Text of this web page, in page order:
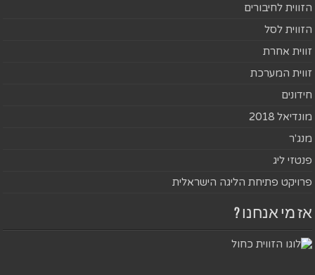
הזווית לחיבורים
הזווית לסל
זווית אחרת
זווית המערכת
חידונים
מונדיאל 2018
מנג'ר
פנטזי ליג
פרויקט פתיחת הליגה הישראלית
אז מי אנחנו ?